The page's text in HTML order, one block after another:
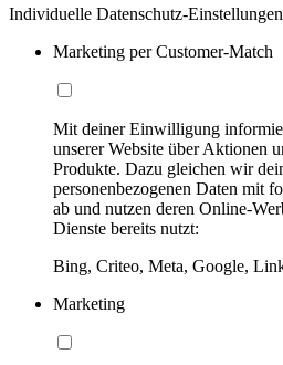
Individuelle Datenschutz-Einstellungen
Marketing per Customer-Match
Mit deiner Einwilligung
unserer Website über Aktionen
Produkte. Dazu gleichen wir
personenbezogenen Daten mit
ab und nutzen deren Online-
Dienste bereits nutzt:
Bing, Criteo, Meta, Google,
Marketing